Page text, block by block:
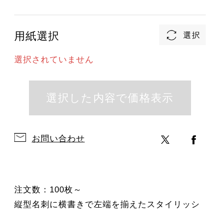
用紙選択
選択されていません
お問い合わせ
注文数：100枚～
縦型名刺に横書きで左端を揃えたスタイリッシ